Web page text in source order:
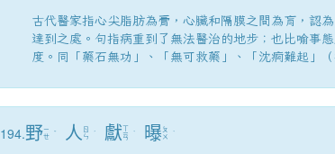
古代醫家指心尖脂肪為膏，心臟和隔膜之間為肓，認
達到之處。句指病重到了無法醫治的地步；也比喻事
度。同「藥石無功」、「無可救藥」、「沈痾難起」（
194.野 ㄧ
ㄝ
ˇ 人 ㄖ
ㄣ
ˊ 獻 ㄧ
ㄢ
ˋ 曝 ㄆ
ㄨ
ˋ